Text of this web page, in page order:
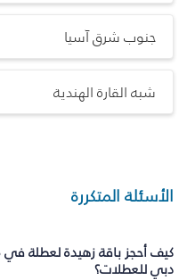
جنوب شرق آسيا
شبه القارة الهندية
الأسئلة المتكررة
كيف أحجز باقة زهيدة لعطلة
دبي للعطلات؟